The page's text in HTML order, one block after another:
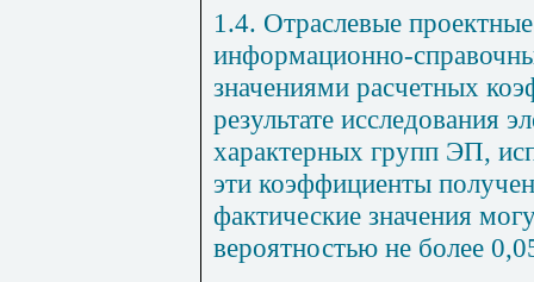
1.4. Отраслевые
информационно-
значениями расчетных
результате исследования
характерных групп ЭП,
эти коэффициенты
фактические значения
вероятностью не более